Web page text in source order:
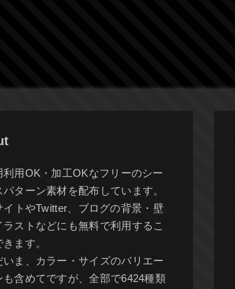
用OK・加工OKなフリーのシー
パターン素材を配布しています。
イトやTwitter、ブログの背景・壁
ラストなどにも無料で利用するこ
ます。
ま、カラー・サイズのバリエー
も含めてですが、全部で6424種類